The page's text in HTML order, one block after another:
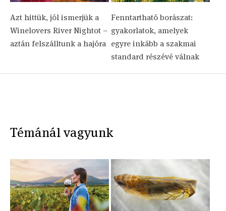
Azt hittük, jól ismerjük a
Winelovers River Nightot –
aztán felszálltunk a hajóra
Fenntartható borászat:
gyakorlatok, amelyek
egyre inkább a szakmai
standard részévé válnak
Témánál vagyunk